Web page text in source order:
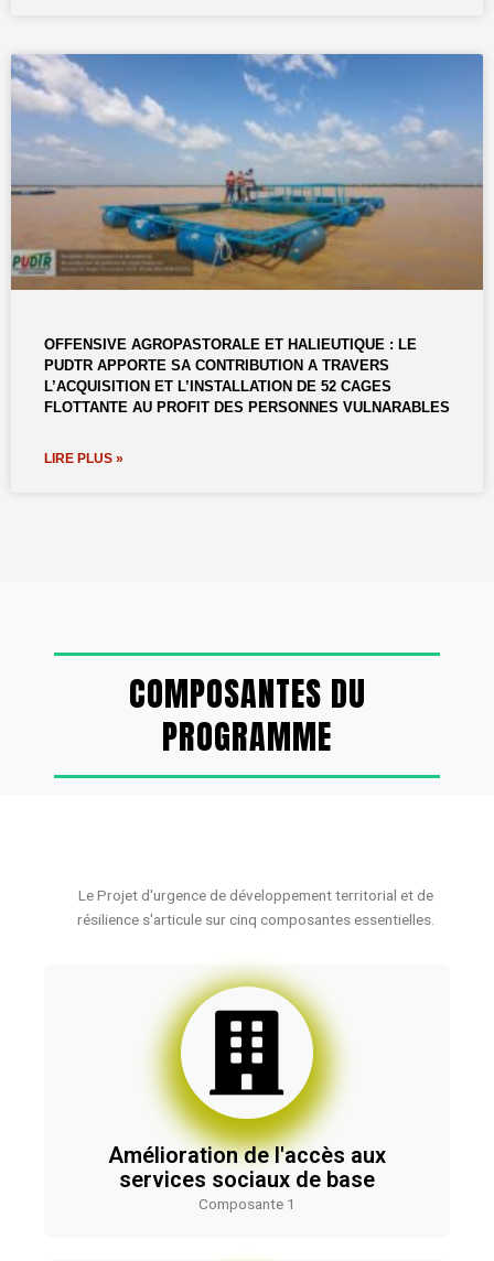
OFFENSIVE AGROPASTORALE ET HALIEUTIQUE : LE
PUDTR APPORTE SA CONTRIBUTION A TRAVERS
L’ACQUISITION ET L’INSTALLATION DE 52 CAGES
FLOTTANTE AU PROFIT DES PERSONNES VULNARABLES
LIRE PLUS »
COMPOSANTES DU
PROGRAMME
Le Projet d'urgence de développement territorial et de
résilience s'articule sur cinq composantes essentielles.
Amélioration de l'accès aux
services sociaux de base
Composante 1